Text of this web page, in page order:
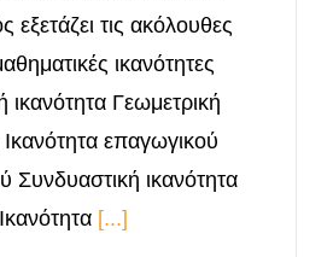
εξετάζει τις ακόλουθες
ικανότητες
ικανότητα Γεωμετρική
Ικανότητα επαγωγικού
Συνδυαστική ικανότητα
Ικανότητα [...]